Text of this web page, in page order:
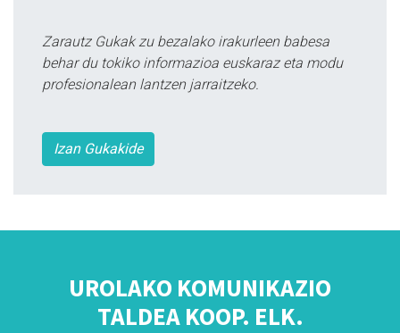
Zarautz Gukak zu bezalako irakurleen babesa
behar du tokiko informazioa euskaraz eta modu
profesionalean lantzen jarraitzeko.
Izan Gukakide
UROLAKO KOMUNIKAZIO
TALDEA KOOP. ELK.